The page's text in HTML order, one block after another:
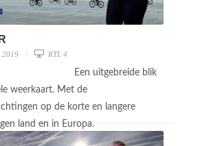
2019 RTL 4
Een uitgebreide blik
weerkaart. Met de
op de korte en langere
land en in Europa.